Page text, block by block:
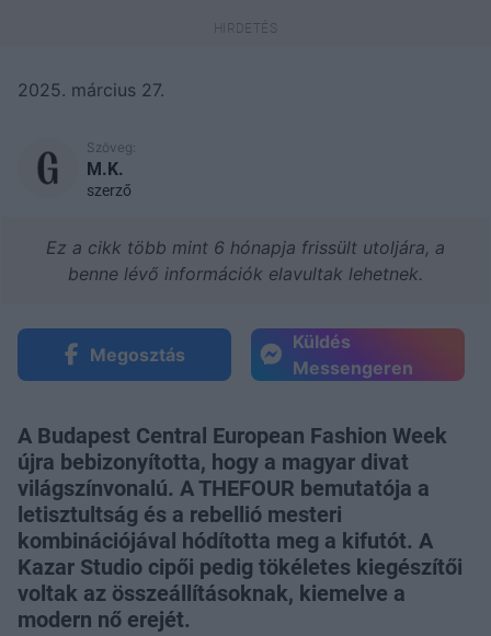
2025. március 27.
Szöveg:
M.K.
szerző
Ez a cikk több mint 6 hónapja frissült utoljára, a
benne lévő információk elavultak lehetnek.
Megosztás
Küldés
Messengeren
A Budapest Central European Fashion Week
újra bebizonyította, hogy a magyar divat
világszínvonalú. A THEFOUR bemutatója a
letisztultság és a rebellió mesteri
kombinációjával hódította meg a kifutót. A
Kazar Studio cipői pedig tökéletes kiegészítői
voltak az összeállításoknak, kiemelve a
modern nő erejét.